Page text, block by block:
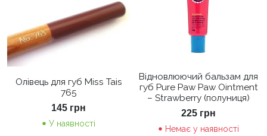
Олівець для губ Miss Tais
765
145 грн
У наявності
Відновлюючий бальзам для
губ Pure Paw Paw Ointment
– Strawberry (полуниця)
225 грн
Немає у наявності